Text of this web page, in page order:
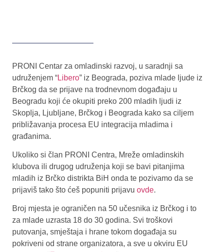
PRONI Centar za omladinski razvoj, u saradnji sa
udruženjem “Libero” iz Beograda, poziva mlade ljude iz
Brčkog da se prijave na trodnevnom događaju u
Beogradu koji će okupiti preko 200 mladih ljudi iz
Skoplja, Ljubljane, Brčkog i Beograda kako sa ciljem
približavanja procesa EU integracija mladima i
građanima.
Ukoliko si član PRONI Centra, Mreže omladinskih
klubova ili drugog udruženja koji se bavi pitanjima
mladih iz Brčko distrikta BiH onda te pozivamo da se
prijaviš tako što ćeš popuniti prijavu ovde.
Broj mjesta je ograničen na 50 učesnika iz Brčkog i to
za mlade uzrasta 18 do 30 godina. Svi troškovi
putovanja, smještaja i hrane tokom događaja su
pokriveni od strane organizatora, a sve u okviru EU